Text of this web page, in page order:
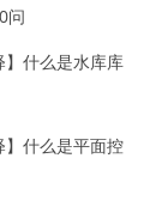
问
】什么是水库库
】什么是平面控